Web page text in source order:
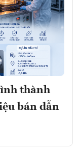
thành
bán dẫn